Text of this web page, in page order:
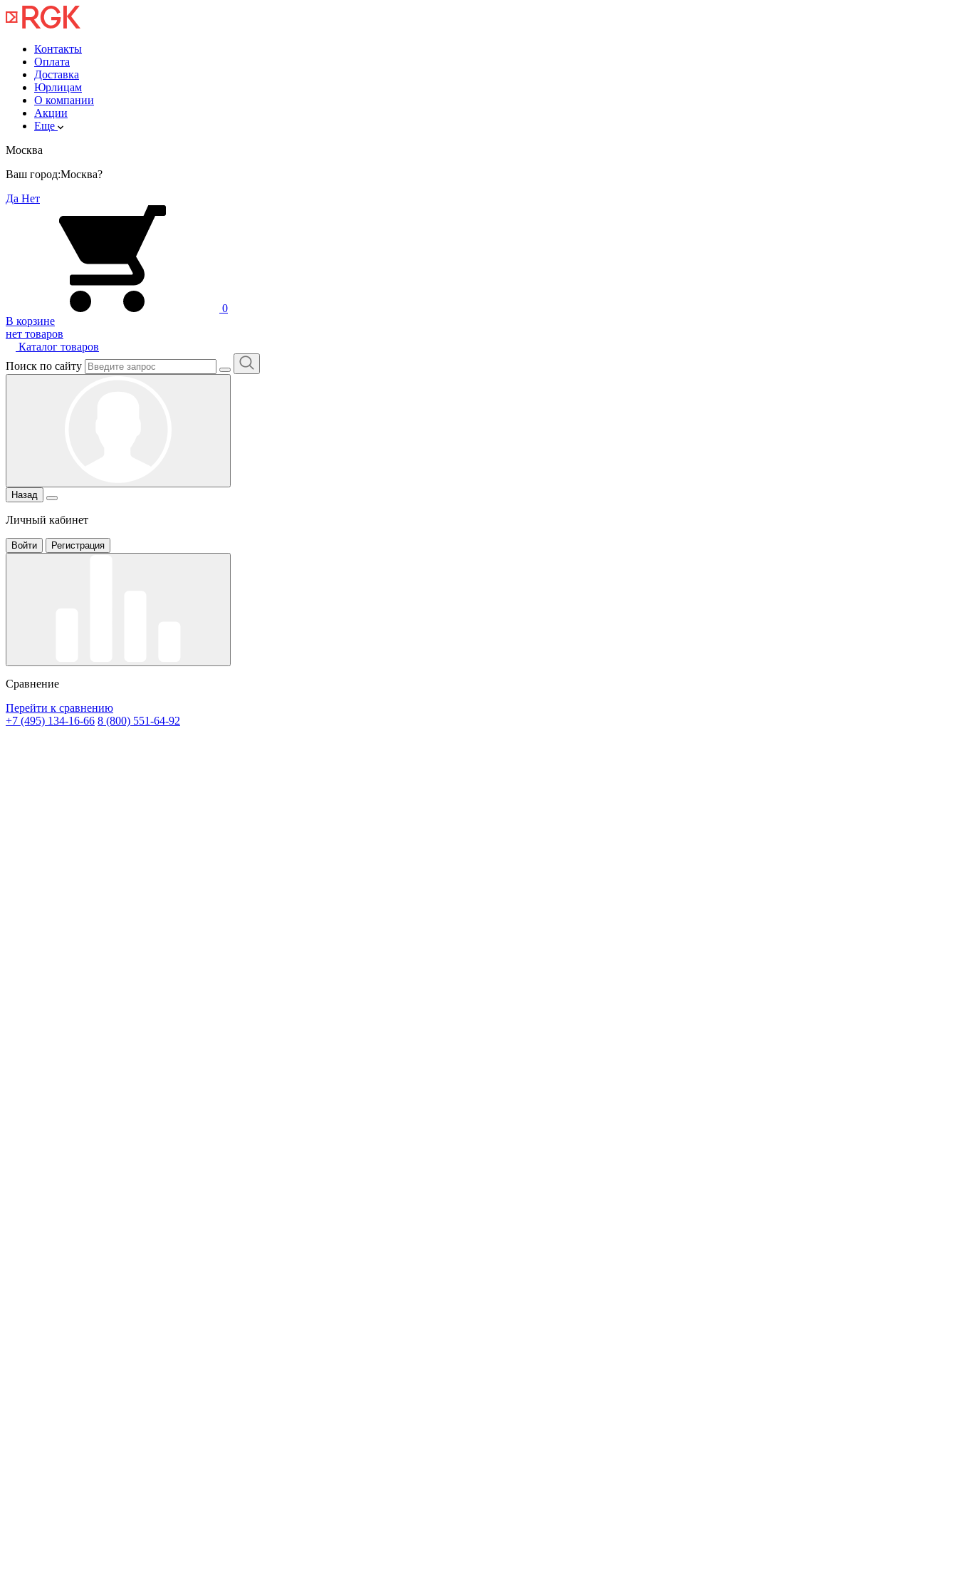
Контакты
Оплата
Доставка
Юрлицам
О компании
Акции
Еще
Москва
Ваш город:Москва?
Да Нет
0
В корзине
нет товаров
Каталог товаров
Поиск по сайту
Назад
Личный кабинет
Войти Регистрация
Сравнение
Перейти к сравнению
+7 (495) 134-16-66 8 (800) 551-64-92